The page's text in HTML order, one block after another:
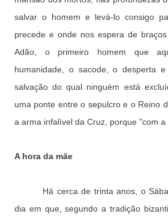
salvar o homem e levá-lo consigo
precede e onde nos espera de
Adão, o primeiro homem que
humanidade, o sacode, o desperta
salvação do qual ninguém está
uma ponte entre o sepulcro e o Reino
a arma infalível da Cruz, porque "com a
A hora da mãe
Há cerca de trinta anos, o
dia em que, segundo a tradição